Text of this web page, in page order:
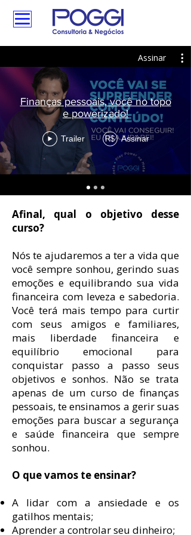
Assinar
Finanças pessoais, você no topo
e powerizado!
Trailer R$ Assinar
Afinal, qual o objetivo desse
curso?
Nós te ajudaremos a ter a vida que
você sempre sonhou, gerindo suas
emoções e equilibrando sua vida
financeira com leveza e sabedoria.
Você terá mais tempo para curtir
com seus amigos e familiares,
mais liberdade financeira e
equilíbrio emocional para
conquistar passo a passo seus
objetivos e sonhos. Não se trata
apenas de um curso de finanças
pessoais, te ensinamos a gerir suas
emoções para buscar a segurança
e saúde financeira que sempre
sonhou.
O que vamos te ensinar?
A lidar com a ansiedade e os
gatilhos mentais;
Aprender a controlar seu dinheiro;